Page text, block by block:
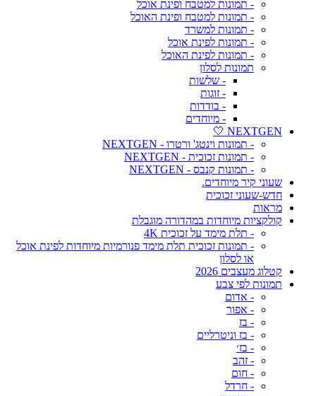
- תמונות למטבח ופינת אוכל
- תמונות למטבח ופינת האוכל
- תמונות למשרד
- תמונות לפינת אוכל
- תמונות לפינת האוכל
תמונות לסלון
- שלשות
- זוגות
- בודדות
- מיוחדים
NEXTGEN 🤍
- תמונות וינטג' ורטרו - NEXTGEN
- תמונות זכוכית - NEXTGEN
- תמונות קנבס - NEXTGEN
שעוני קיר מיוחדים.
חדש-שעוני זכוכית
מראות
קולקציות מיוחדות במהדורה מוגבלת
- תלת מימד על זכוכית 4K
- תמונות זכוכית תלת מימד פנורמיות מיוחדות לפינת אוכל
או לסלון
קטלוג מעצבים 2026
תמונות לפי צבע
- אדום
- אפור
- בז
- בז וניטרליים
- בז׳
- זהב
- חום
- חרדל